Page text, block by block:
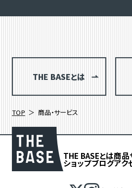
THE BASEとは
TOP 商品・サービス
THE BASEとは商品
ショップブログアク